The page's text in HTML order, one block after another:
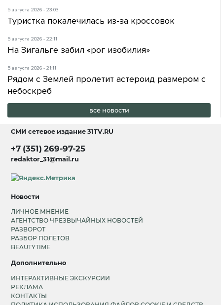
5 августа 2026 - 23:03
Туристка покалечилась из-за кроссовок
5 августа 2026 - 22:11
На Зигальге забил «рог изобилия»
5 августа 2026 - 21:11
Рядом с Землей пролетит астероид размером с
небоскреб
все новости
СМИ сетевое издание31TV.RU
+7 (351) 269-97-25
redaktor_31@mail.ru
Новости
ЛИЧНОЕ МНЕНИЕ
АГЕНТСТВО ЧРЕЗВЫЧАЙНЫХ НОВОСТЕЙ
РАЗВОРОТ
РАЗБОР ПОЛЕТОВ
BEAUTYTIME
Дополнительно
ИНТЕРАКТИВНЫЕ ЭКСКУРСИИ
РЕКЛАМА
КОНТАКТЫ